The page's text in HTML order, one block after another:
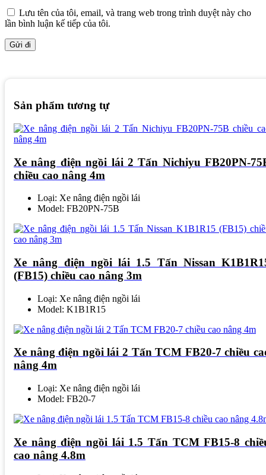
Lưu tên của tôi, email, và trang web trong trình duyệt này cho
lần bình luận kế tiếp của tôi.
Sản phẩm tương tự
Xe nâng điện ngồi lái 2 Tấn Nichiyu FB20PN-
chiều cao nâng 4m
Loại: Xe nâng điện ngồi lái
Model: FB20PN-75B
Xe nâng điện ngồi lái 1.5 Tấn Nissan
(FB15) chiều cao nâng 3m
Loại: Xe nâng điện ngồi lái
Model: K1B1R15
Xe nâng điện ngồi lái 2 Tấn TCM FB20-7 chiều
nâng 4m
Loại: Xe nâng điện ngồi lái
Model: FB20-7
Xe nâng điện ngồi lái 1.5 Tấn TCM FB15-8
cao nâng 4.8m